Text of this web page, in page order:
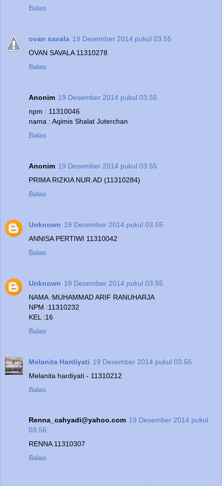
Balas
ovan savala 19 Desember 2014 pukul 03.55
OVAN SAVALA 11310278
Balas
Anonim 19 Desember 2014 pukul 03.55
npm : 11310046
nama : Aqimis Shalat Juterchan
Balas
Anonim 19 Desember 2014 pukul 03.55
PRIMA RIZKIA NUR.AD (11310284)
Balas
Unknown 19 Desember 2014 pukul 03.55
ANNISA PERTIWI 11310042
Balas
Unknown 19 Desember 2014 pukul 03.55
NAMA :MUHAMMAD ARIF RANUHARJA
NPM :11310232
KEL :16
Balas
Melanita Hardiyati 19 Desember 2014 pukul 03.56
Melanita hardiyati - 11310212
Balas
Renna_cahyadi@yahoo.com 19 Desember 2014 pukul
03.56
RENNA 11310307
Balas